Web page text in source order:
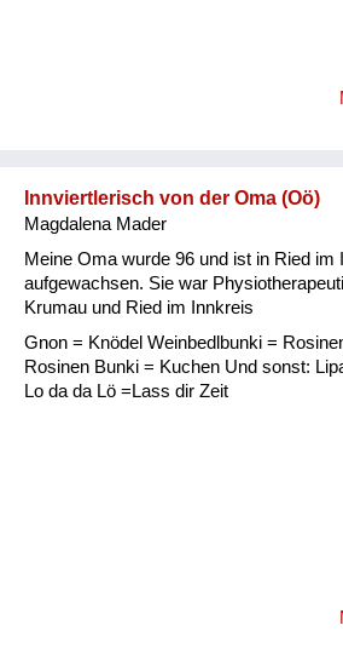
Innviertlerisch von der Oma (Oö)
Magdalena Mader
Meine Oma wurde 96 und ist in Ried im
aufgewachsen. Sie war
Krumau und Ried im Innkreis
Gnon = Knödel Weinbedlbunki =
Rosinen Bunki = Kuchen Und sonst:
Lo da da Lö =Lass dir Zeit